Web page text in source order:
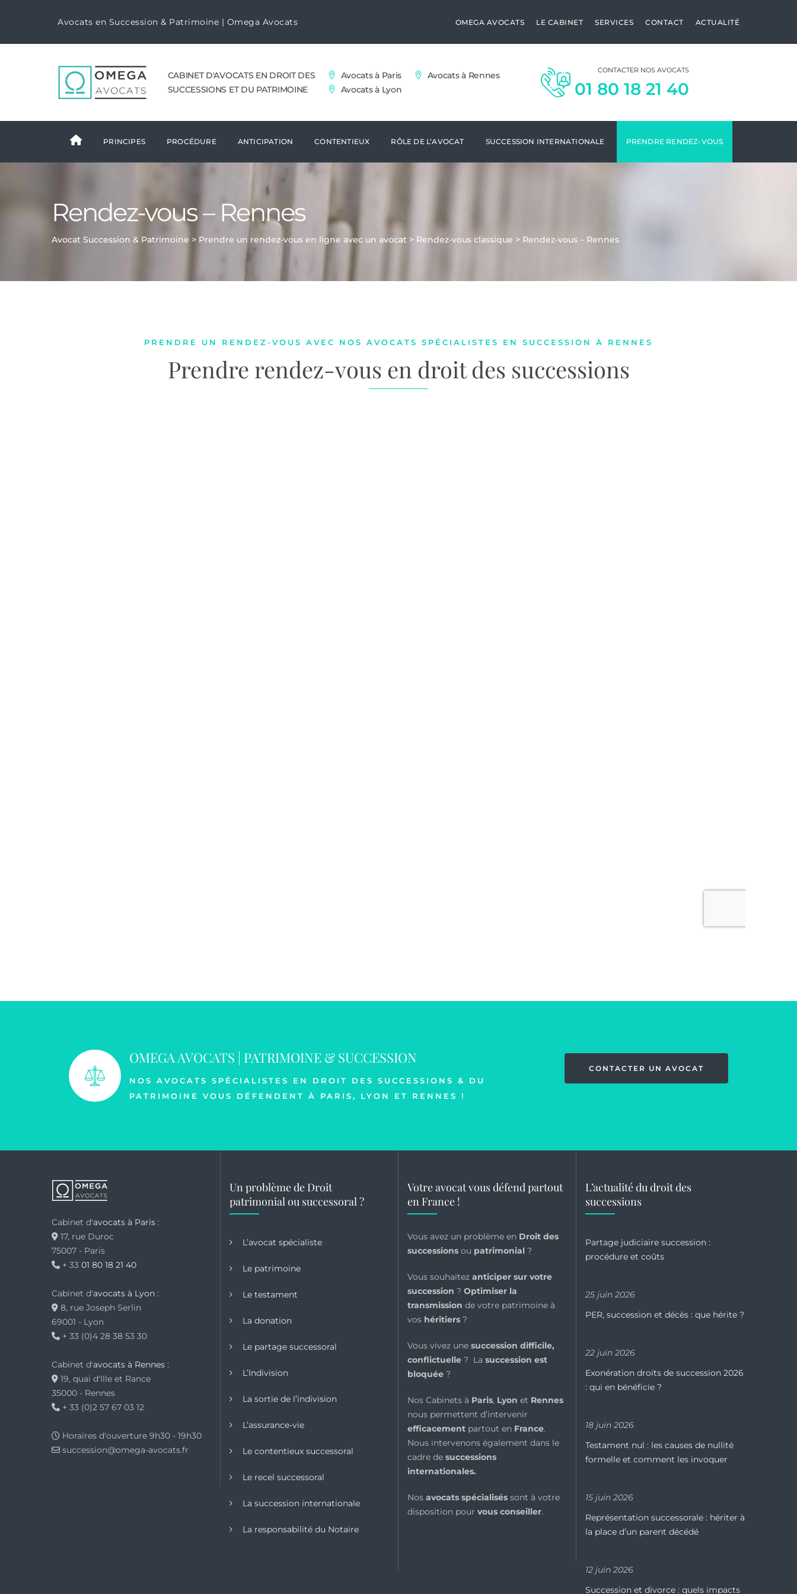
Avocats en Succession & Patrimoine | Omega Avocats OMEGA AVOCATS LE CABINET SERVICES CONTACT ACTUALITÉ
CABINET D'AVOCATS EN DROIT DES
SUCCESSIONS ET DU PATRIMOINE
Avocats à Paris
Avocats à Lyon
Avocats à Rennes
CONTACTER NOS AVOCATS
01 80 18 21 40
PRINCIPES PROCÉDURE ANTICIPATION CONTENTIEUX RÔLE DE L’AVOCAT SUCCESSION INTERNATIONALE PRENDRE RENDEZ-VOUS
Rendez-vous – Rennes
Avocat Succession & Patrimoine > Prendre un rendez-vous en ligne avec un avocat > Rendez-vous classique > Rendez-vous – Rennes
PRENDRE UN RENDEZ-VOUS AVEC NOS AVOCATS SPÉCIALISTES EN SUCCESSION À RENNES
Prendre rendez-vous en droit des successions
OMEGA AVOCATS | PATRIMOINE & SUCCESSION
NOS AVOCATS SPÉCIALISTES EN DROIT DES SUCCESSIONS & DU
PATRIMOINE VOUS DÉFENDENT À PARIS, LYON ET RENNES !
CONTACTER UN AVOCAT
Cabinet d'avocats à Paris :
17, rue Duroc
75007 - Paris
+ 33 01 80 18 21 40
Cabinet d'avocats à Lyon :
8, rue Joseph Serlin
69001 - Lyon
+ 33 (0)4 28 38 53 30
Cabinet d'avocats à Rennes :
19, quai d'Ille et Rance
35000 - Rennes
+ 33 (0)2 57 67 03 12
Horaires d'ouverture 9h30 - 19h30
succession@omega-avocats.fr
Un problème de Droit
patrimonial ou successoral ?
L’avocat spécialiste
Le patrimoine
Le testament
La donation
Le partage successoral
L’Indivision
La sortie de l’indivision
L’assurance-vie
Le contentieux successoral
Le recel successoral
La succession internationale
La responsabilité du Notaire
Votre avocat vous défend partout
en France !
Vous avez un problème en Droit des
successions ou patrimonial ?
Vous souhaitez anticiper sur votre
succession ? Optimiser la
transmission de votre patrimoine à
vos héritiers ?
Vous vivez une succession difficile,
conflictuelle ? La succession est
bloquée ?
Nos Cabinets à Paris, Lyon et Rennes
nous permettent d’intervenir
efficacement partout en France.
Nous intervenons également dans le
cadre de successions
internationales.
Nos avocats spécialisés sont à votre
disposition pour vous conseiller.
L’actualité du droit des
successions
Partage judiciaire succession :
procédure et coûts
25 juin 2026
PER, succession et décès : que hérite ?
22 juin 2026
Exonération droits de succession 2026
: qui en bénéficie ?
18 juin 2026
Testament nul : les causes de nullité
formelle et comment les invoquer
15 juin 2026
Représentation successorale : hériter à
la place d’un parent décédé
12 juin 2026
Succession et divorce : quels impacts